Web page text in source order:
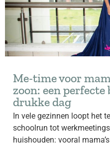
Me-time voor
zoon: een
drukke dag
In vele gezinnen loopt het
schoolrun tot
huishouden: vooral